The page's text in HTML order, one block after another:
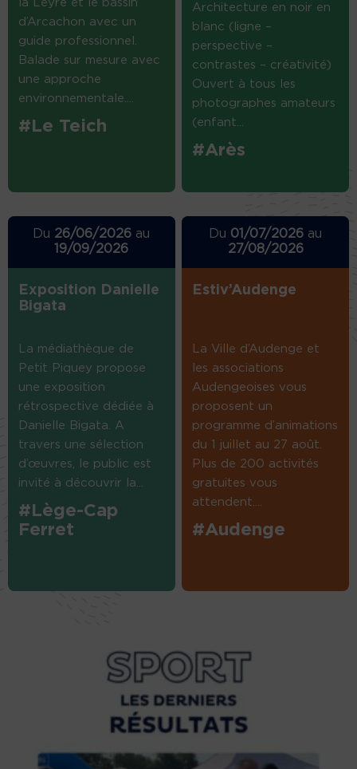
la Leyre et le bassin
d’Arcachon avec un
guide professionnel.
Balade sur mesure avec
une approche
environnementale....
#Le Teich
Architecture en noir en
blanc (ligne –
perspective –
contrastes – créativité)
Ouvert à tous les
photographes amateurs
(enfant...
#Arès
Du 26/06/2026 au
19/09/2026
Exposition Danielle
Bigata
La médiathèque de
Petit Piquey propose
une exposition
rétrospective dédiée à
Danielle Bigata. A
travers une sélection
d’œuvres, le public est
invité à découvrir la...
#Lège-Cap
Ferret
Du 01/07/2026 au
27/08/2026
Estiv’Audenge
La Ville d’Audenge et
les associations
Audengeoises vous
proposent un
programme d’animations
du 1 juillet au 27 août.
Plus de 200 activités
gratuites vous
attendent....
#Audenge